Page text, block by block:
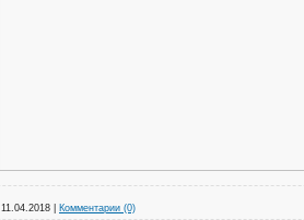
11.04.2018 Комментарии (0)